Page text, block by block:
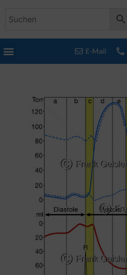
E-Mail